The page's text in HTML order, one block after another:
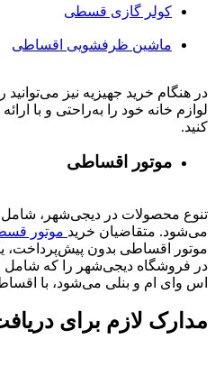
کولر گازی قسطی
ماشین ظرفشویی اقساطی
در هنگام خرید جهیزیه نیز
لوازم خانه خود را به‌راحتی و با
کنید.
موتور اقساطی
تنوع محصولات در دیجی‌شهر، شامل
می‌شود. متقاضیان خرید موتور
موتور اقساطی بدون پیش‌پرداخت،
در فروشگاه دیجی‌شهر را که شامل
اس وای ام و بنلی می‌شود، با اقساط ۶۰ ماهه خریداری
مدارک لازم برای